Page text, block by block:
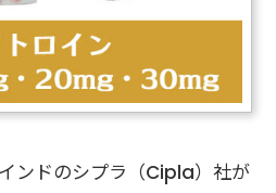
ンドのシプラ（Cipla）社が